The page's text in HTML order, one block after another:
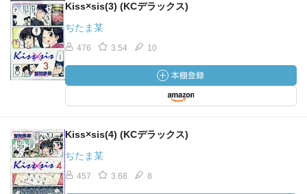
Kiss×sis(3) (KCデラックス)
ぢたま某
476 3.54 10
Kiss×sis(4) (KCデラックス)
ぢたま某
457 3.68 8